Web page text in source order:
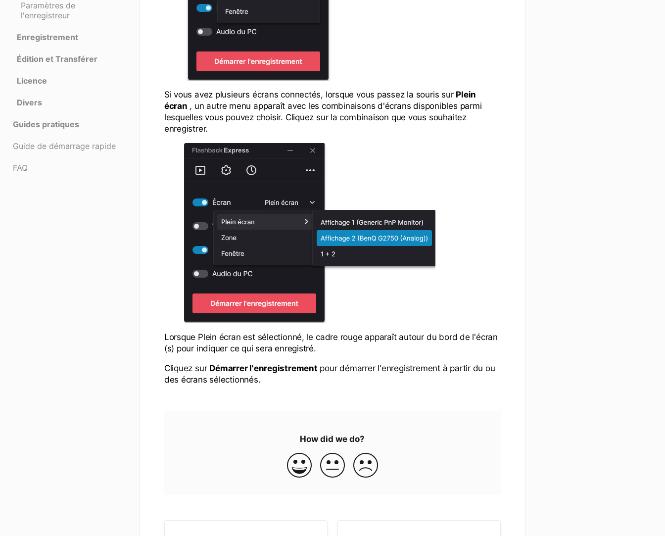
Paramètres de
l'enregistreur
Enregistrement
Édition et Transférer
Licence
Divers
Guides pratiques
Guide de démarrage rapide
FAQ
Si vous avez plusieurs écrans connectés, lorsque vous passez la souris sur Plein
écran , un autre menu apparaît avec les combinaisons d'écrans disponibles parmi
lesquelles vous pouvez choisir. Cliquez sur la combinaison que vous souhaitez
enregistrer.
Lorsque Plein écran est sélectionné, le cadre rouge apparaît autour du bord de l'écran
(s) pour indiquer ce qui sera enregistré.
Cliquez sur Démarrer l'enregistrement pour démarrer l'enregistrement à partir du ou
des écrans sélectionnés.
How did we do?